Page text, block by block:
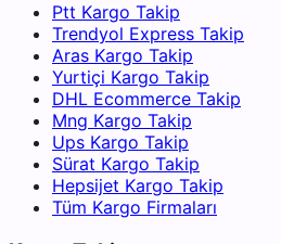
Ptt Kargo Takip
Trendyol Express Takip
Aras Kargo Takip
Yurtiçi Kargo Takip
DHL Ecommerce Takip
Mng Kargo Takip
Ups Kargo Takip
Sürat Kargo Takip
Hepsijet Kargo Takip
Tüm Kargo Firmaları